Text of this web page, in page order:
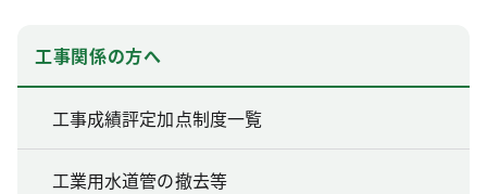
工事関係の方へ
工事成績評定加点制度一覧
工業用水道管の撤去等